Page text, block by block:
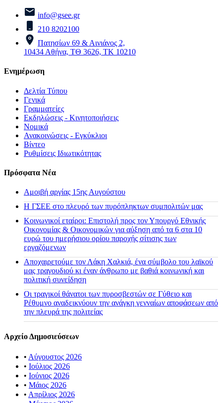
info@gsee.gr
210 8202100
Πατησίων 69 & Αινιάνος 2,
10434 Αθήνα, ΤΘ 3626, ΤΚ 10210
Ενημέρωση
Δελτία Τύπου
Γενικά
Γραμματείες
Εκδηλώσεις - Κινητοποιήσεις
Νομικά
Ανακοινώσεις - Εγκύκλιοι
Βίντεο
Ρυθμίσεις Ιδιωτικότητας
Πρόσφατα Νέα
Αμοιβή αργίας 15ης Αυγούστου
H ΓΣΕΕ στο πλευρό των πυρόπληκτων συμπολιτών μας
Κοινωνικοί εταίροι: Επιστολή προς τον Υπουργό Εθνικής
Οικονομίας & Οικονομικών για αύξηση από τα 6 στα 10
ευρώ του ημερήσιου ορίου παροχής σίτισης των
εργαζόμενων
Αποχαιρετούμε τον Λάκη Χαλκιά, ένα σύμβολο του λαϊκού
μας τραγουδιού κι έναν άνθρωπο με βαθιά κοινωνική και
πολιτική συνείδηση
Οι τραγικοί θάνατοι των πυροσβεστών σε Γύθειο και
Ρέθυμνο αναδεικνύουν την ανάγκη γενναίων αποφάσεων από
την πλευρά της πολιτείας
Αρχείο Δημοσιεύσεων
• Αύγουστος 2026
• Ιούλιος 2026
• Ιούνιος 2026
• Μάιος 2026
• Απρίλιος 2026